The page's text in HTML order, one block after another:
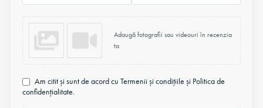
Adaugă fotografii sau videouri în recenzia
ta
Am citit și sunt de acord cu Termenii și condițiile și Politica de
confidențialitate.